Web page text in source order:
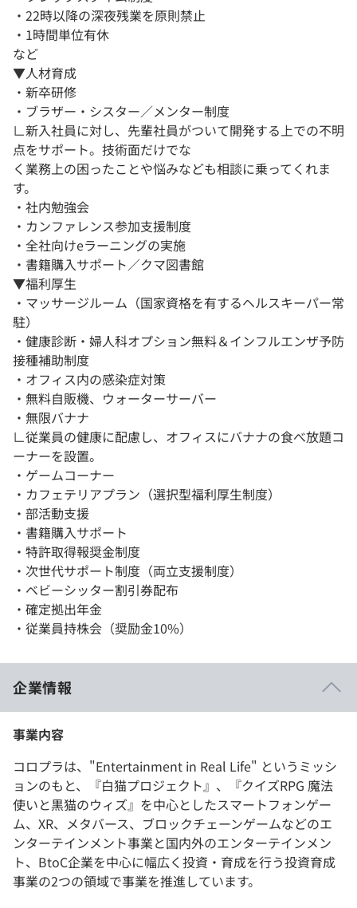
・22時以降の深夜残業を原則禁止
・1時間単位有休
など
▼人材育成
・新卒研修
・ブラザー・シスター／メンター制度
∟新入社員に対し、先輩社員がついて開発する上での不明
点をサポート。技術面だけでな
く業務上の困ったことや悩みなども相談に乗ってくれま
す。
・社内勉強会
・カンファレンス参加支援制度
・全社向けeラーニングの実施
・書籍購入サポート／クマ図書館
▼福利厚生
・マッサージルーム（国家資格を有するヘルスキーパー常
駐）
・健康診断・婦人科オプション無料＆インフルエンザ予防
接種補助制度
・オフィス内の感染症対策
・無料自販機、ウォーターサーバー
・無限バナナ
∟従業員の健康に配慮し、オフィスにバナナの食べ放題コ
ーナーを設置。
・ゲームコーナー
・カフェテリアプラン（選択型福利厚生制度）
・部活動支援
・書籍購入サポート
・特許取得報奨金制度
・次世代サポート制度（両立支援制度）
・ベビーシッター割引券配布
・確定拠出年金
・従業員持株会（奨励金10%）
企業情報
事業内容
コロプラは、"Entertainment in Real Life" というミッシ
ョンのもと、『白猫プロジェクト』、『クイズRPG 魔法
使いと黒猫のウィズ』を中心としたスマートフォンゲー
ム、XR、メタバース、ブロックチェーンゲームなどのエ
ンターテインメント事業と国内外のエンターテインメン
ト、BtoC企業を中心に幅広く投資・育成を行う投資育成
事業の2つの領域で事業を推進しています。